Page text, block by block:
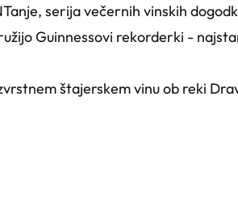
serija večernih vinskih
Guinnessovi rekorderki -
štajerskem vinu ob reki